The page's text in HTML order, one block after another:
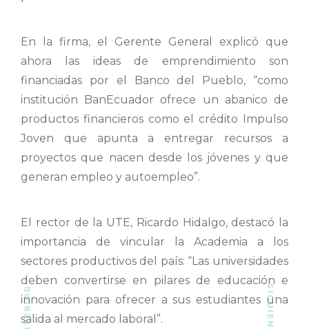
En la firma, el Gerente General explicó que
ahora las ideas de emprendimiento son
financiadas por el Banco del Pueblo, “como
institución BanEcuador ofrece un abanico de
productos financieros como el crédito Impulso
Joven que apunta a entregar recursos a
proyectos que nacen desde los jóvenes y que
generan empleo y autoempleo”.
El rector de la UTE, Ricardo Hidalgo, destacó la
importancia de vincular la Academia a los
sectores productivos del país: “Las universidades
deben convertirse en pilares de educación e
innovación para ofrecer a sus estudiantes una
salida al mercado laboral”.